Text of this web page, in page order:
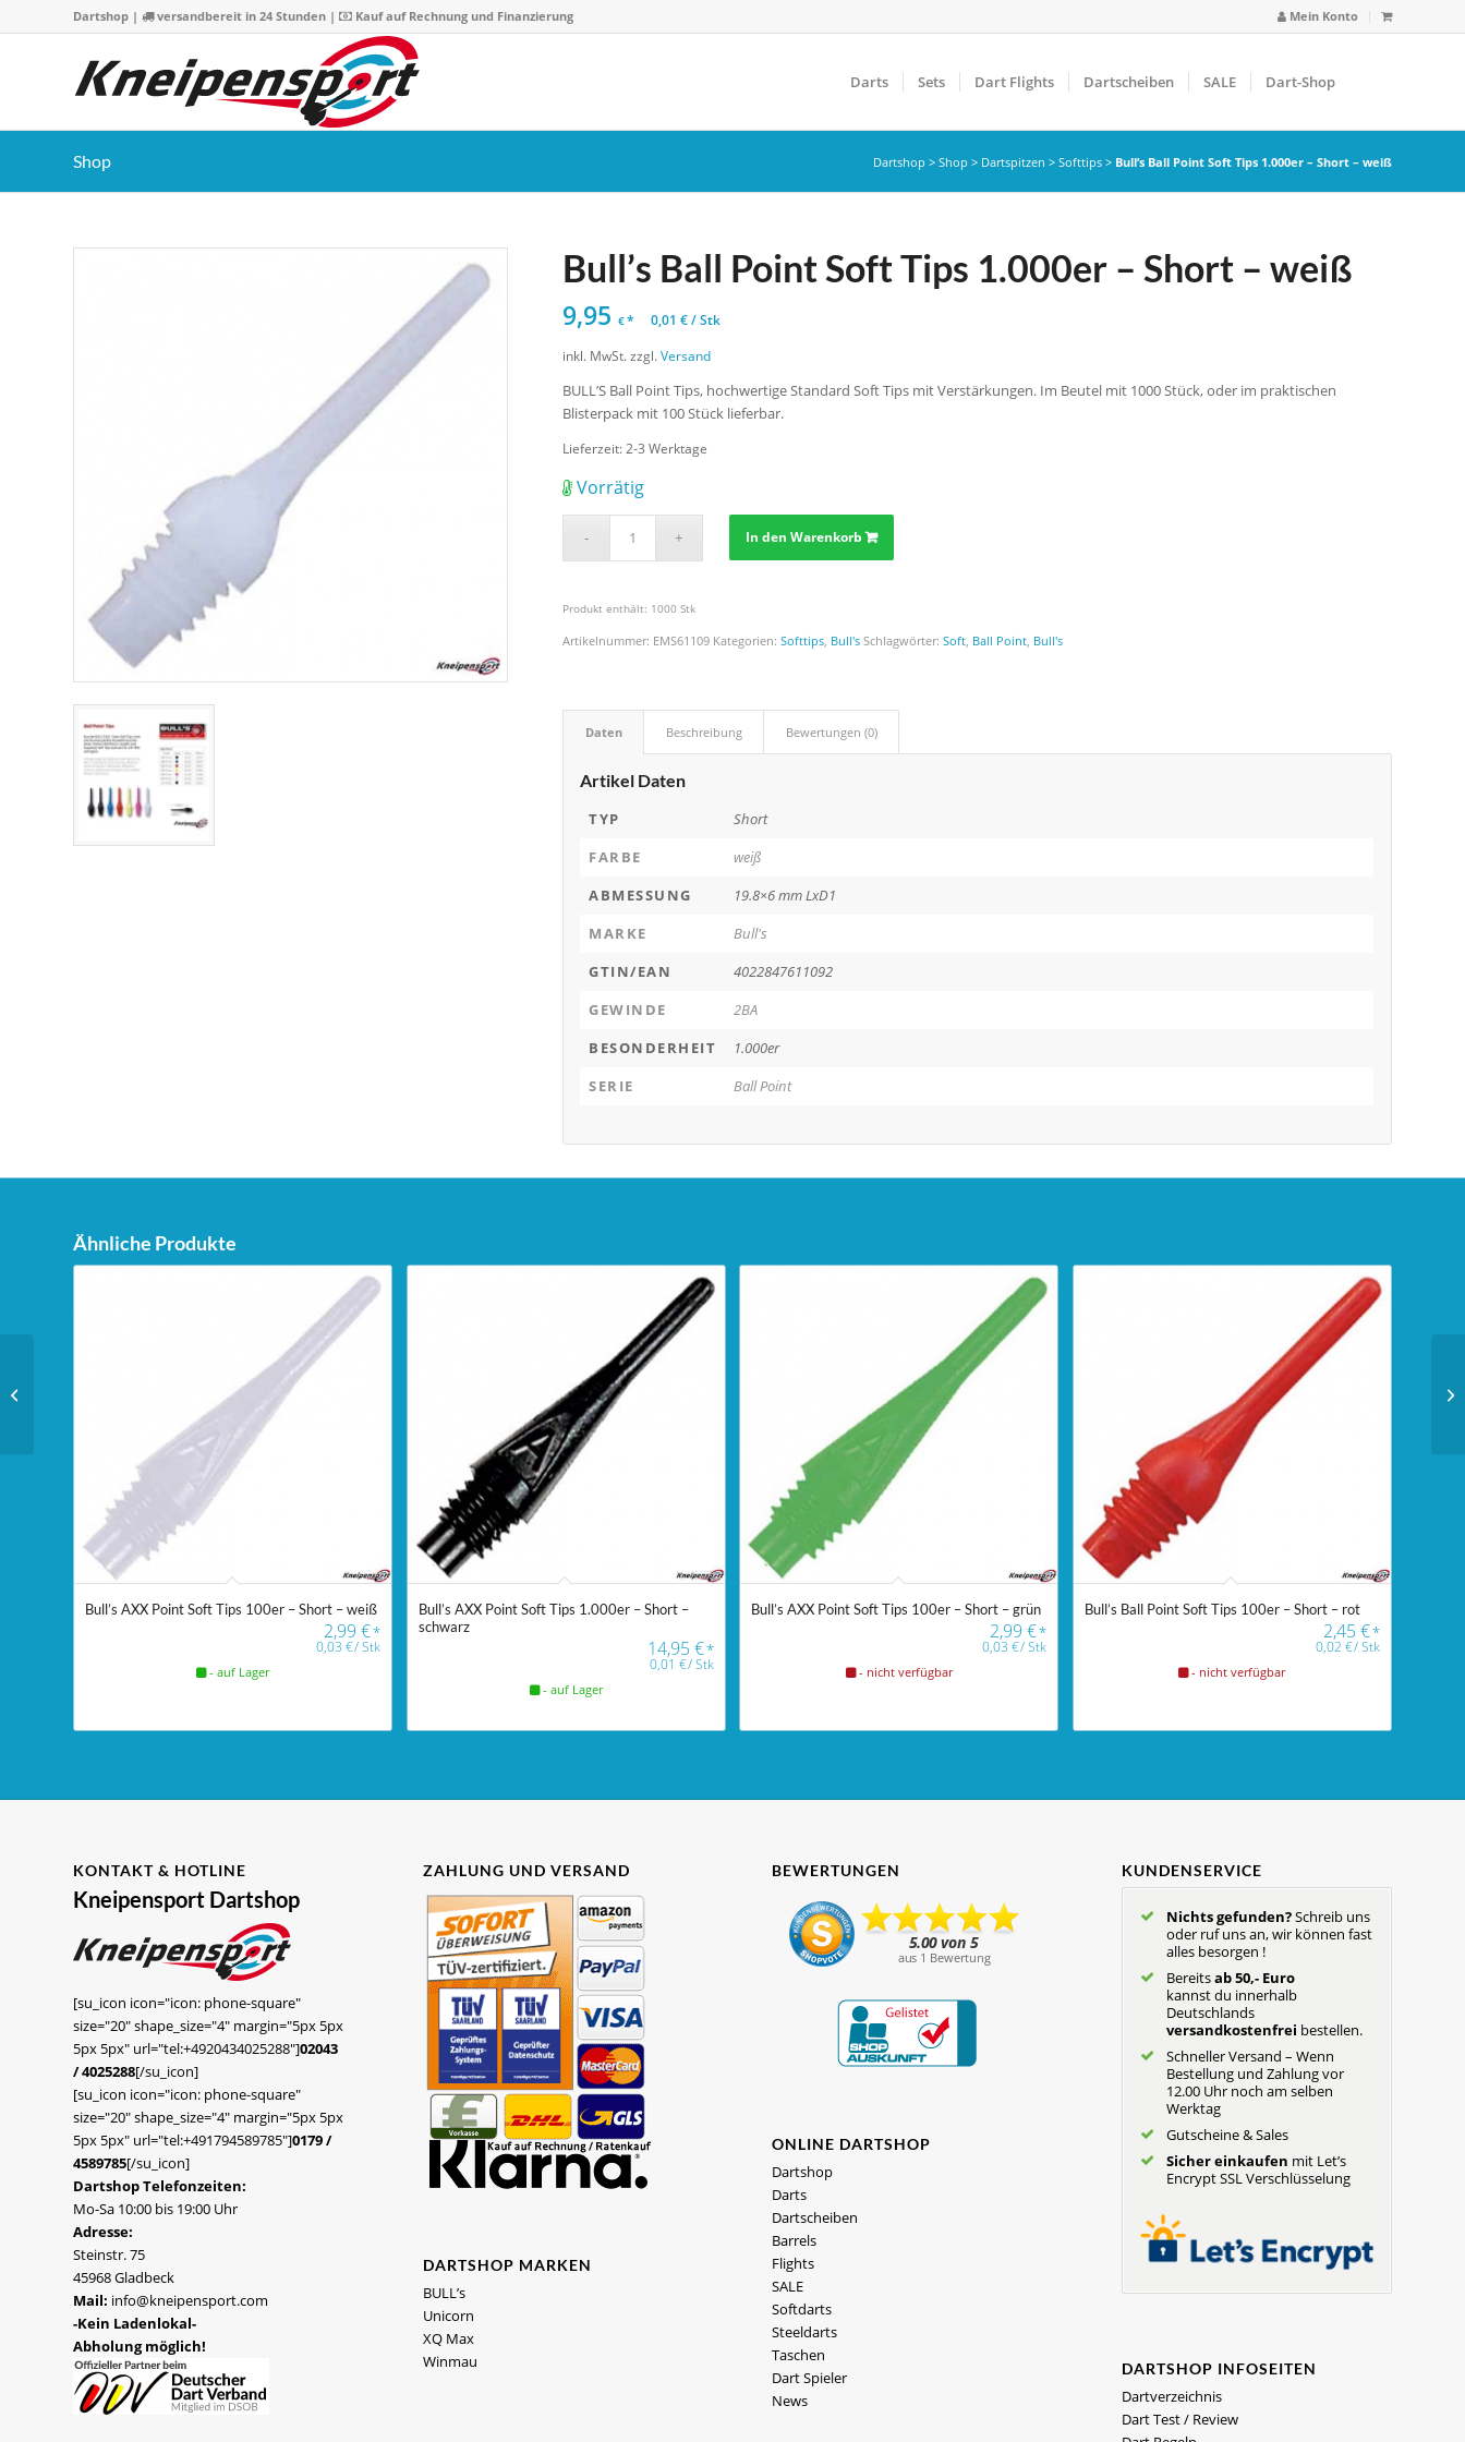
Mein Konto
Dartshop | versandbereit in 24 Stunden | Kauf auf Rechnung und Finanzierung
Darts Sets Dart Flights Dartscheiben SALE Dart-Shop
Shop Dartshop > Shop > Dartspitzen > Softtips > Bull’s Ball Point Soft Tips 1.000er – Short – weiß
Bull’s Ball Point Soft Tips 1.000er – Short – weiß
9,95€* 0,01€/Stk
inkl. MwSt. zzgl.Versand
BULL’S Ball Point Tips, hochwertige Standard Soft Tips mit Verstärkungen. Im Beutel mit 1000 Stück, oder im praktischen
Blisterpack mit 100 Stück lieferbar.
Lieferzeit: 2-3 Werktage
Vorrätig
In den Warenkorb
Produkt enthält: 1000Stk
Artikelnummer: EMS61109 Kategorien:Softtips Bull's Schlagwörter:Soft Ball Point Bull's
Daten Beschreibung Bewertungen (0)
Artikel Daten
TYP
Short
FARBE
weiß
ABMESSUNG
19.8×6 mm LxD1
MARKE
Bull's
GTIN/EAN
4022847611092
GEWINDE
2BA
BESONDERHEIT
1.000er
SERIE
Ball Point
Ähnliche Produkte
Bull’s AXX Point Soft Tips 100er – Short – weiß
2,99€*
0,03€/Stk
- auf Lager
Bull’s AXX Point Soft Tips 1.000er – Short –
schwarz
14,95€*
0,01 €/Stk
- auf Lager
Bull’s AXX Point Soft Tips 100er – Short – grün
2,99€*
0,03€/Stk
- nicht verfügbar
Bull’s Ball Point Soft Tips 100er – Short – rot
2,45€*
0,02 €/Stk
- nicht verfügbar
KONTAKT & HOTLINE
Kneipensport Dartshop
[su_icon icon="icon: phone-square"
size="20" shape_size="4" margin="5px 5px
5px 5px" url="tel:+4920434025288"]02043
/ 4025288[/su_icon]
[su_icon icon="icon: phone-square"
size="20" shape_size="4" margin="5px 5px
5px 5px" url="tel:+491794589785"]0179 /
4589785[/su_icon]
Dartshop Telefonzeiten:
Mo-Sa 10:00 bis 19:00 Uhr
Adresse:
Steinstr. 75
45968 Gladbeck
Mail: info@kneipensport.com
-Kein Ladenlokal-
Abholung möglich!
ZAHLUNG UND VERSAND
DARTSHOP MARKEN
BULL’s
Unicorn
XQ Max
Winmau
BEWERTUNGEN
ONLINE DARTSHOP
Dartshop
Darts
Dartscheiben
Barrels
Flights
SALE
Softdarts
Steeldarts
Taschen
Dart Spieler
News
KUNDENSERVICE
Nichts gefunden?Schreib uns
oder ruf uns an, wir können fast
alles besorgen !
Bereitsab 50,- Euro
kannst du innerhalb
Deutschlands
versandkostenfrei bestellen.
Schneller Versand – Wenn
Bestellung und Zahlung vor
12.00 Uhr noch am selben
Werktag
Gutscheine & Sales
Sicher einkaufen mit Let’s
Encrypt SSL Verschlüsselung
DARTSHOP INFOSEITEN
Dartverzeichnis
Dart Test / Review